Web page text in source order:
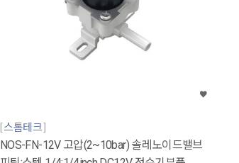
스톰테크
NOS-FN-12V 고압(2~10bar) 솔레노이드밸브